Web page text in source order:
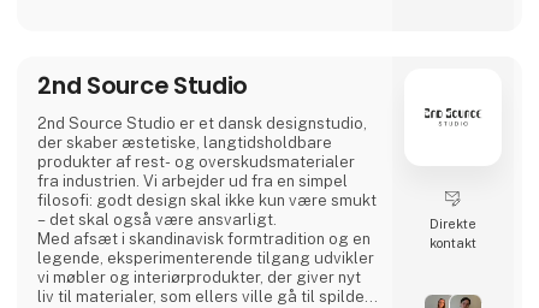
2nd Source Studio
2nd Source Studio er et dansk designstudio,
der skaber æstetiske, langtidsholdbare
produkter af rest- og overskudsmaterialer
fra industrien. Vi arbejder ud fra en simpel
filosofi: godt design skal ikke kun være smukt
– det skal også være ansvarligt.
Med afsæt i skandinavisk formtradition og en
legende, eksperimenterende tilgang udvikler
vi møbler og interiørprodukter, der giver nyt
liv til materialer, som ellers ville gå til spilde.
Direkte
kontakt